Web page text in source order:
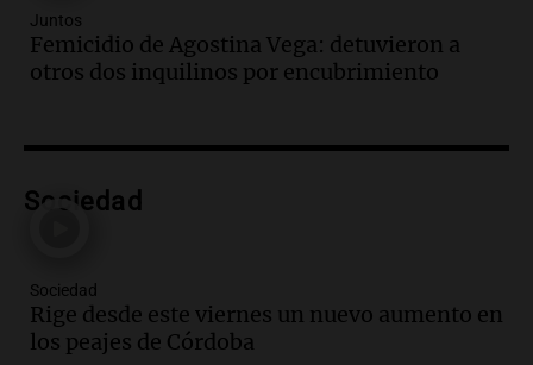
cebolla alcanza hasta el 300% en el
mercado de Cofrutos
Panorama Federal
Audio.Corte de luz en Córdoba: servicio
de 100 km/h
Audio.
fuerte viento: árboles y paredes caídas
en varios puntos
Juntos
Femicidio de Agostina Vega: detuvieron a
otros dos inquilinos por encubrimiento
Sociedad
Sociedad
Rige desde este viernes un nuevo aumento en
los peajes de Córdoba